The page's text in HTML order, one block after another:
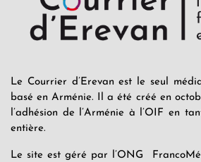
Le Courrier d’Erevan est le seul
basé en Arménie. Il a été créé en
l’adhésion de l’Arménie à l’OIF en
entière.
Le site est géré par l’ONG